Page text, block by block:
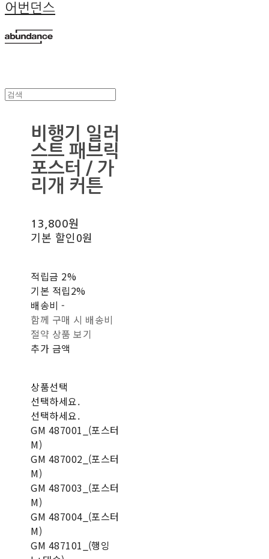
어번던스
비행기 일러
스트 패브릭
포스터 / 가
리개 커튼
13,800원
기본 할인0원
적립금 2%
기본 적립2%
배송비-
함께 구매 시 배송비
절약 상품 보기
추가 금액
상품선택
선택하세요.
선택하세요.
GM 487001_(포스터
M)
GM 487002_(포스터
M)
GM 487003_(포스터
M)
GM 487004_(포스터
M)
GM 487101_(행잉